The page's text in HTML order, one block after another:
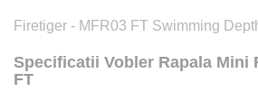
Firetiger - MFR03 FT Swimming
Specificatii Vobler Rapala Mini
FT